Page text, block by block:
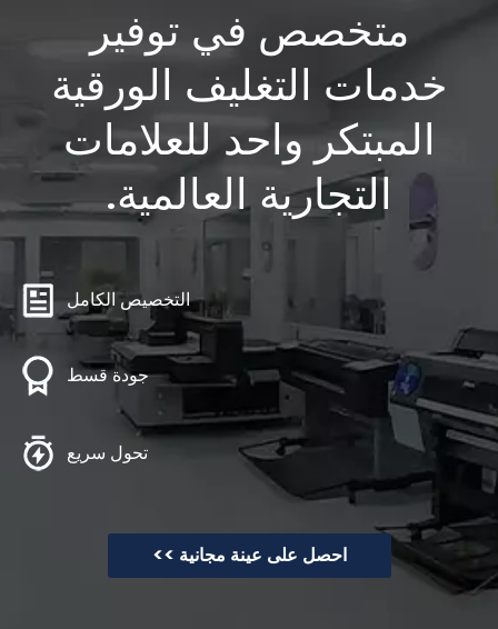
متخصص في توفير
خدمات التغليف الورقية
المبتكر واحد للعلامات
التجارية العالمية.
التخصيص الكامل
جودة قسط
تحول سريع
احصل على عينة مجانية >>